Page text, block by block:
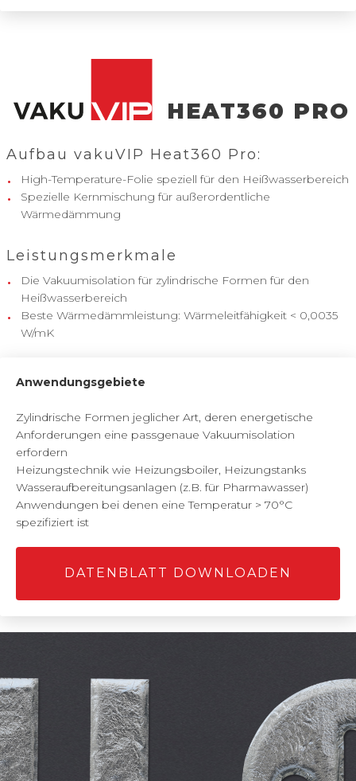
HEAT360 PRO
Aufbau vakuVIP Heat360 Pro:
High-Temperature-Folie speziell für den Heißwasserbereich
Spezielle Kernmischung für außerordentliche
Wärmedämmung
Leistungsmerkmale
Die Vakuumisolation für zylindrische Formen für den
Heißwasserbereich
Beste Wärmedämmleistung: Wärmeleitfähigkeit < 0,0035
W/mK
Anwendungsgebiete
Zylindrische Formen jeglicher Art, deren energetische
Anforderungen eine passgenaue Vakuumisolation
erfordern
Heizungstechnik wie Heizungsboiler, Heizungstanks
Wasseraufbereitungsanlagen (z.B. für Pharmawasser)
Anwendungen bei denen eine Temperatur > 70°C
spezifiziert ist
DATENBLATT DOWNLOADEN